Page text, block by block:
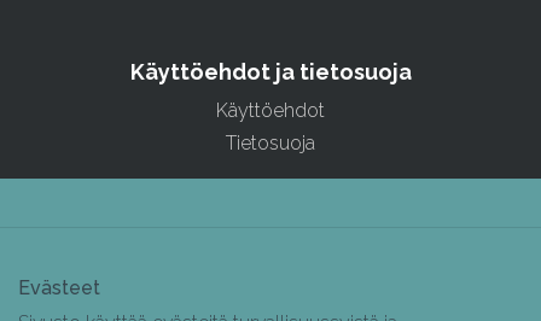
Käyttöehdot ja tietosuoja
Käyttöehdot
Tietosuoja
Evästeet